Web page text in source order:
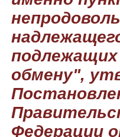
обмену",
Федерации